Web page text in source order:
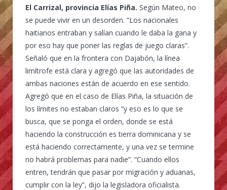
El Carrizal, provincia Elías Piña. Según Mateo, no
se puede vivir en un desorden. “Los nacionales
haitianos entraban y salían cuando le daba la gana y
por eso hay que poner las reglas de juego claras”.
Señaló que en la frontera con Dajabón, la línea
limítrofe está clara y agregó que las autoridades de
ambas naciones están de acuerdo en ese sentido.
Agregó que en el caso de Elías Piña, la situación de
los límites no estaban claros “y eso es lo que se
busca, que se ponga el orden, donde se está
haciendo la construcción es tierra dominicana y se
está haciendo correctamente, y una vez se termine
no habrá problemas para nadie”. “Cuando ellos
entren, tendrán que pasar por migración y aduanas,
cumplir con la ley”, dijo la legisladora oficialista.